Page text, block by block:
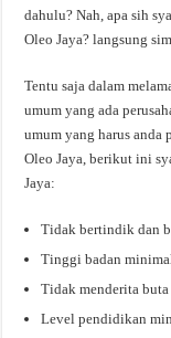
dahulu? Nah, apa sih
Oleo Jaya? langsung
Tentu saja dalam
umum yang ada
umum yang harus anda
Oleo Jaya, berikut ini
Jaya:
Tidak bertindik dan
Tinggi badan
Tidak menderita buta
Level pendidikan